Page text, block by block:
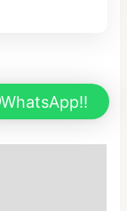
WhatsApp!!